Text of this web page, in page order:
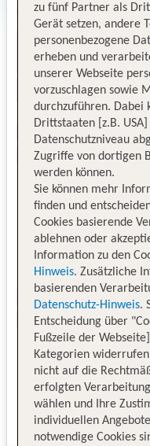
zu fünf Partner als
Gerät setzen, andere
personenbezogene
erheben und
unserer Webseite
vorzuschlagen sowie
durchzuführen. Dabei
Drittstaaten [z.B.
Datenschutzniveau
Zugriffe von dortigen
werden können.
Sie können mehr
finden und
Cookies basierende
ablehnen oder
Information zu den
Hinweis. Zusätzliche
basierenden
Datenschutz-Hinweis.
Entscheidung über
Fußzeile der
Kategorien
nicht auf die
erfolgten
wählen und Ihre
individuellen
notwendige Cookies